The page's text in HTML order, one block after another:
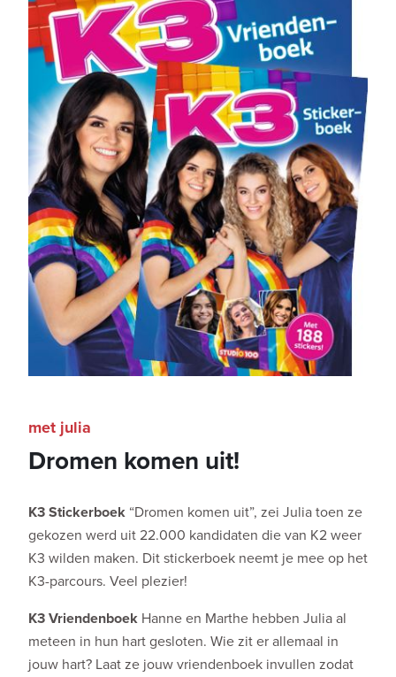
Dromen komen uit!
met julia
K3 Stickerboek “Dromen komen uit”, zei Julia toen ze
gekozen werd uit 22.000 kandidaten die van K2 weer
K3 wilden maken. Dit stickerboek neemt je mee op het
K3-parcours. Veel plezier!
K3 Vriendenboek Hanne en Marthe hebben Julia al
meteen in hun hart gesloten. Wie zit er allemaal in
jouw hart? Laat ze jouw vriendenboek invullen zodat